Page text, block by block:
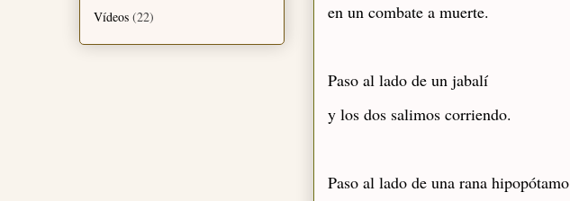
en un combate a muerte.
Paso al lado de un jabalí
y los dos salimos corriendo.
Paso al lado de una rana hipopótamo
Vídeos (22)